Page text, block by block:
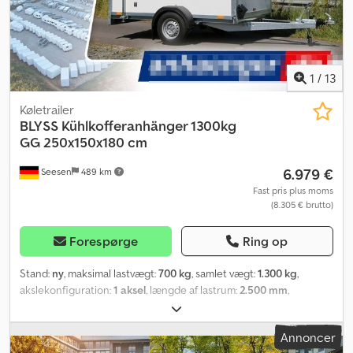
1 / 13
Seesen 489 km
Køletrailer
BLYSS Kühlkofferanhänger 1300kg
GG 250x150x180 cm
6.979 €
Fast pris plus moms
(8.305 € brutto)
Forespørge Ring op
Stand: ny, maksimal lastvægt:700 kg, samlet vægt:1.300 kg,
akslekonfiguration:1 aksel , længde af lastrum: 2.500 mm
, lastepladshøjde:
FK1325HL KØLEKASSETRAILER TEKNISKE DATA Crjdpjthli Iofx Ab
Sjf * Trailertype: Coolbox FK1325HL * Totalvægt: 1.300 kg *Annoncer